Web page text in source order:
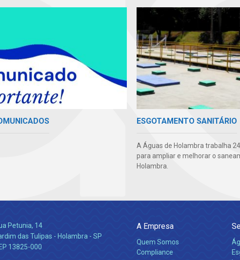
ESGOTAMENTO SANITÁRIO
A Águas de Holambra trabalha
para ampliar e melhorar o
Holambra.
Petunia, 14
das Tulipas - Holambra - SP
13825-000
A Empresa
Quem Somos
Compliance